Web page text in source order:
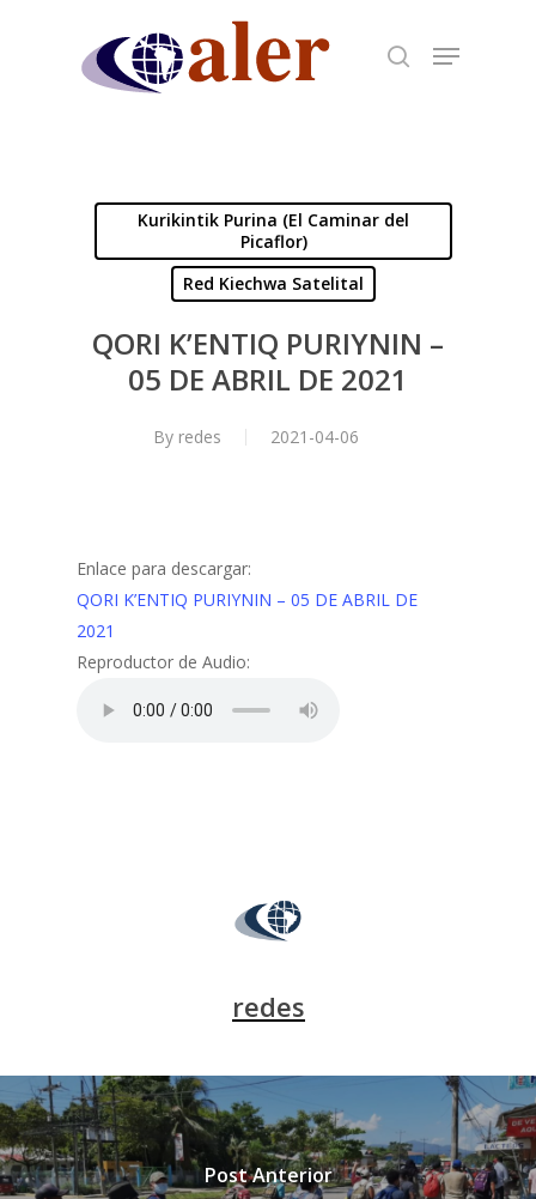
Kurikintik Purina (El Caminar del
Picaflor)
Red Kiechwa Satelital
QORI K’ENTIQ PURIYNIN –
05 DE ABRIL DE 2021
By redes 2021-04-06
Enlace para descargar:
QORI K’ENTIQ PURIYNIN – 05 DE ABRIL DE
2021
Reproductor de Audio:
redes
Post Anterior